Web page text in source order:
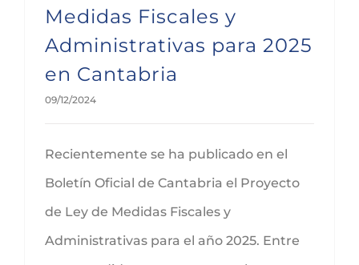
Medidas Fiscales y
Administrativas para 2025
en Cantabria
09/12/2024
Recientemente se ha publicado en el
Boletín Oficial de Cantabria el Proyecto
de Ley de Medidas Fiscales y
Administrativas para el año 2025. Entre